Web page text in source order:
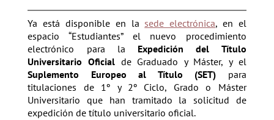
Ya está disponible en lasede electrónica, en el
espacio “Estudiantes” el nuevo procedimiento
electrónico para la Expedición del Título
Universitario Oficial de Graduado y Máster, y el
Suplemento Europeo al Título (SET) para
titulaciones de 1º y 2º Ciclo, Grado o Máster
Universitario que han tramitado la solicitud de
expedición de título universitario oficial.